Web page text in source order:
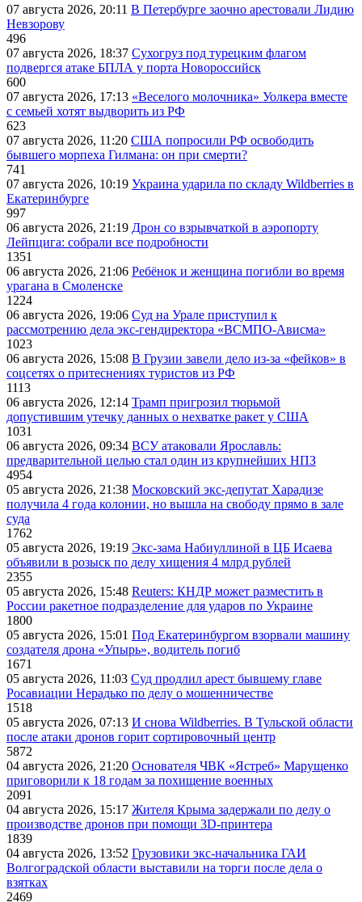
07 августа 2026, 20:11 В Петербурге заочно арестовали Лидию
Невзорову
496
07 августа 2026, 18:37 Сухогруз под турецким флагом
подвергся атаке БПЛА у порта Новороссийск
600
07 августа 2026, 17:13 «Веселого молочника» Уолкера вместе
с семьей хотят выдворить из РФ
623
07 августа 2026, 11:20 США попросили РФ освободить
бывшего морпеха Гилмана: он при смерти?
741
07 августа 2026, 10:19 Украина ударила по складу Wildberries в
Екатеринбурге
997
06 августа 2026, 21:19 Дрон со взрывчаткой в аэропорту
Лейпцига: собрали все подробности
1351
06 августа 2026, 21:06 Ребёнок и женщина погибли во время
урагана в Смоленске
1224
06 августа 2026, 19:06 Суд на Урале приступил к
рассмотрению дела экс-гендиректора «ВСМПО-Ависма»
1023
06 августа 2026, 15:08 В Грузии завели дело из-за «фейков» в
соцсетях о притеснениях туристов из РФ
1113
06 августа 2026, 12:14 Трамп пригрозил тюрьмой
допустившим утечку данных о нехватке ракет у США
1031
06 августа 2026, 09:34 ВСУ атаковали Ярославль:
предварительной целью стал один из крупнейших НПЗ
4954
05 августа 2026, 21:38 Московский экс-депутат Харадизе
получила 4 года колонии, но вышла на свободу прямо в зале
суда
1762
05 августа 2026, 19:19 Экс-зама Набиуллиной в ЦБ Исаева
объявили в розыск по делу хищения 4 млрд рублей
2355
05 августа 2026, 15:48 Reuters: КНДР может разместить в
России ракетное подразделение для ударов по Украине
1800
05 августа 2026, 15:01 Под Екатеринбургом взорвали машину
создателя дрона «Упырь», водитель погиб
1671
05 августа 2026, 11:03 Суд продлил арест бывшему главе
Росавиации Нерадько по делу о мошенничестве
1518
05 августа 2026, 07:13 И снова Wildberries. В Тульской области
после атаки дронов горит сортировочный центр
5872
04 августа 2026, 21:20 Основателя ЧВК «Ястреб» Марущенко
приговорили к 18 годам за похищение военных
2091
04 августа 2026, 15:17 Жителя Крыма задержали по делу о
производстве дронов при помощи 3D‑принтера
1839
04 августа 2026, 13:52 Грузовики экс-начальника ГАИ
Волгоградской области выставили на торги после дела о
взятках
2469